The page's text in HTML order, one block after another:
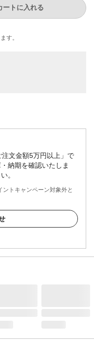
ートに入れる
す。
注文金額5万円以上」で
納期を確認いたしま
。
トキャンペーン対象外と